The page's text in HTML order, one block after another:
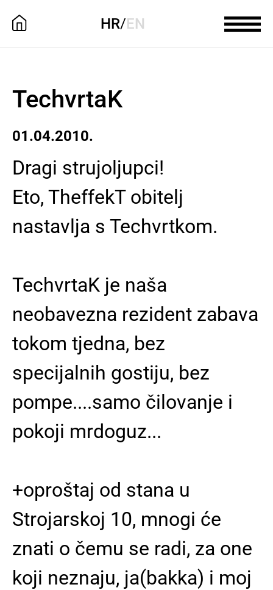
HR/EN
TechvrtaK
01.04.2010.
Dragi strujoljupci!
Eto, TheffekT obitelj
nastavlja s Techvrtkom.
TechvrtaK je naša
neobavezna rezident zabava
tokom tjedna, bez
specijalnih gostiju, bez
pompe....samo čilovanje i
pokoji mrdoguz...
+oproštaj od stana u
Strojarskoj 10, mnogi će
znati o čemu se radi, za one
koji neznaju, ja(bakka) i moj